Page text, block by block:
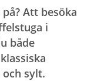
Att besöka
i
både
sylt.